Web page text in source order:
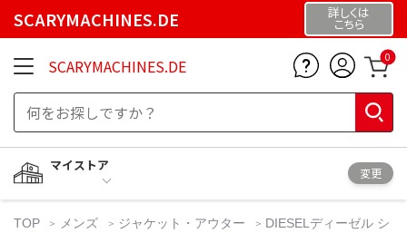
SCARYMACHINES.DE 詳しくは
こちら
SCARYMACHINES.DE 0
マイストア
変更
TOP メンズ ジャケット・アウター
DIESELディーゼル シ